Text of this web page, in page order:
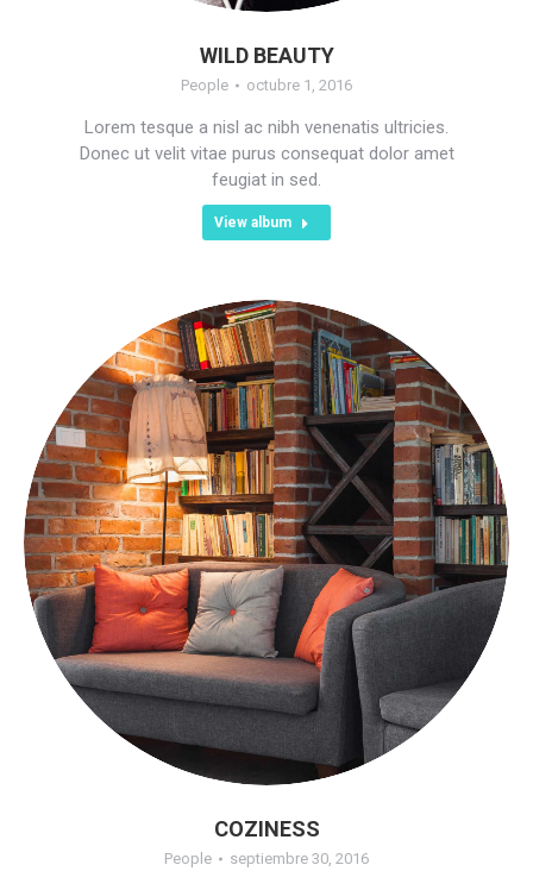
WILD BEAUTY
People octubre 1, 2016
Lorem tesque a nisl ac nibh venenatis ultricies.
Donec ut velit vitae purus consequat dolor amet
feugiat in sed.
View album
COZINESS
People septiembre 30, 2016